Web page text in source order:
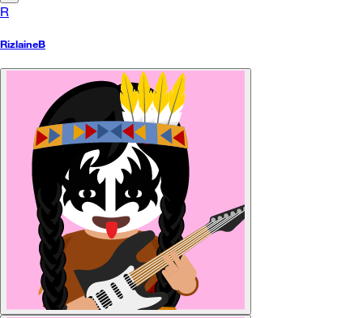
R
RizlaineB